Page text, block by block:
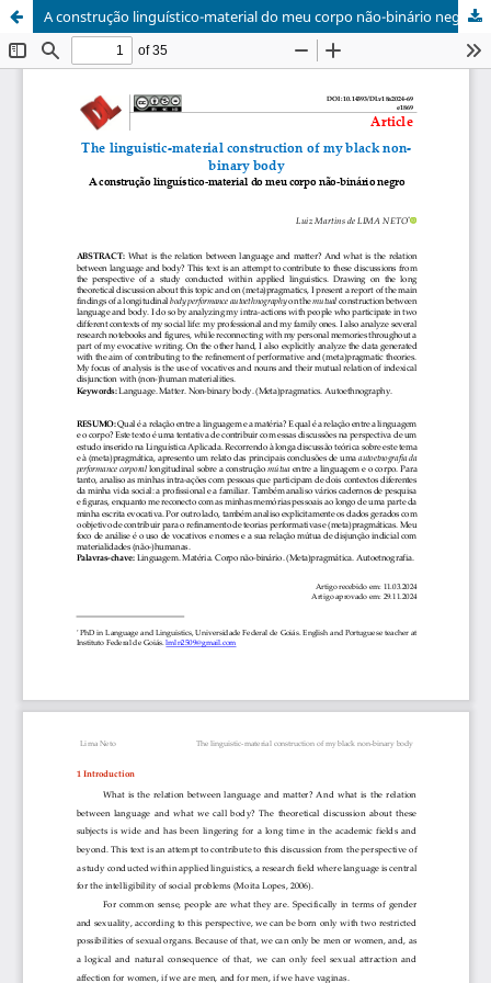
A construção linguístico-material do meu corpo não-binário negro